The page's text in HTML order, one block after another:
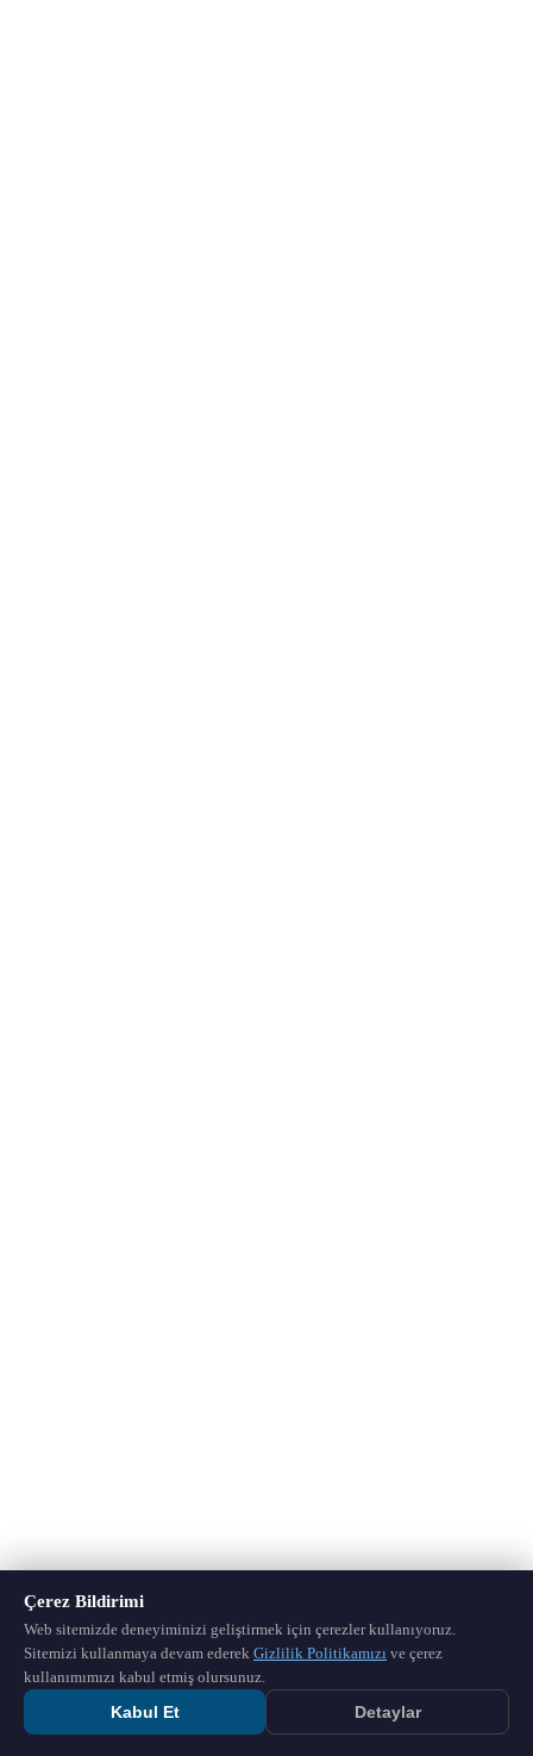
Çerez Bildirimi
Web sitemizde deneyiminizi geliştirmek için çerezler kullanıyoruz.
Sitemizi kullanmaya devam ederek Gizlilik Politikamızı ve çerez
kullanımımızı kabul etmiş olursunuz.
Kabul Et Detaylar